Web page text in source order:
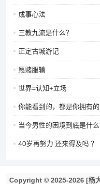
成事心法
三教九流是什么？
正定古城游记
愿赌服输
世界=认知+立场
你能看到的，都是你拥有的
当今男性的困境到底是什么
40岁再努力 还来得及吗 ？
Copyright © 2025-2026 [杨